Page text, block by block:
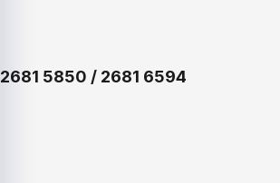
2681 5850 / 2681 6594